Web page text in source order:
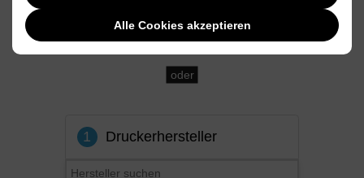
oder
1 Druckerhersteller
Alle Cookies akzeptieren